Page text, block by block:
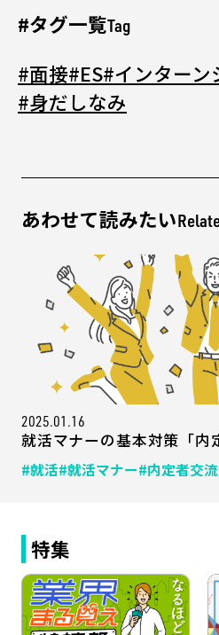
Tag
#タグ一覧
#面接#ES#インターン
#身だしなみ
あわせて読みたい
2025.01.16
就活マナーの基本対策「内
#就活#就活マナー#内定者交
特集